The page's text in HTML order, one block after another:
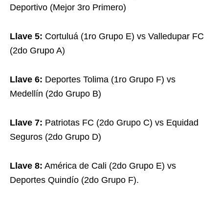
Deportivo (Mejor 3ro Primero)
Llave 5: Cortuluá (1ro Grupo E) vs Valledupar FC
(2do Grupo A)
Llave 6: Deportes Tolima (1ro Grupo F) vs
Medellín (2do Grupo B)
Llave 7: Patriotas FC (2do Grupo C) vs Equidad
Seguros (2do Grupo D)
Llave 8: América de Cali (2do Grupo E) vs
Deportes Quindío (2do Grupo F).